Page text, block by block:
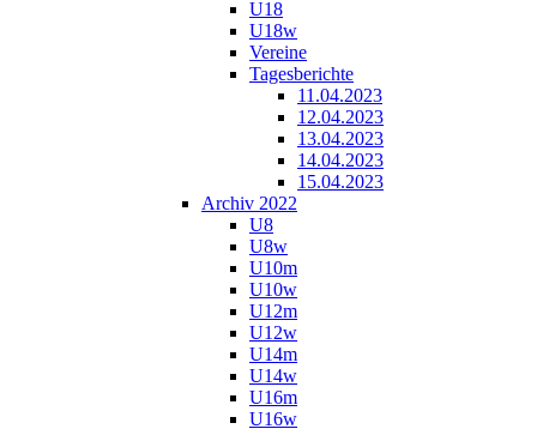
U18
U18w
Vereine
Tagesberichte
11.04.2023
12.04.2023
13.04.2023
14.04.2023
15.04.2023
Archiv 2022
U8
U8w
U10m
U10w
U12m
U12w
U14m
U14w
U16m
U16w